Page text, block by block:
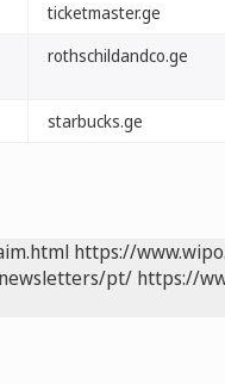
ticketmaster.ge
rothschildandco.ge
starbucks.ge
https://
pt/ https://